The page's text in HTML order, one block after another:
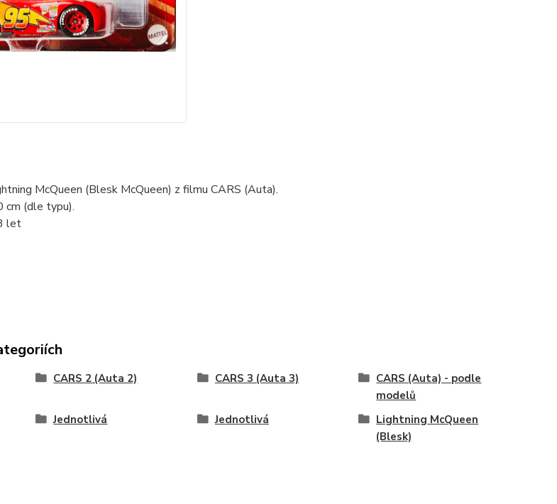
McQueen (Blesk McQueen) z filmu CARS (Auta).
cm (dle typu).
let
CARS 2 (Auta 2) CARS 3 (Auta 3)
CARS (Auta) - podle
modelů
Jednotlivá Jednotlivá
Lightning McQueen
(Blesk)